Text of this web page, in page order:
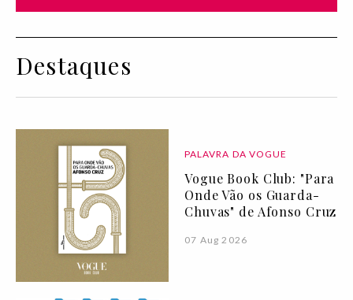
Destaques
PALAVRA DA VOGUE
Vogue Book Club: "Para
Onde Vão os Guarda-
Chuvas" de Afonso Cruz
07 Aug 2026